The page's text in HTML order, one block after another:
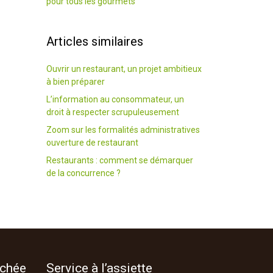
Articles similaires
Ouvrir un restaurant, un projet ambitieux
à bien préparer
L’information au consommateur, un
droit à respecter scrupuleusement
Zoom sur les formalités administratives
ouverture de restaurant
Restaurants : comment se démarquer
de la concurrence ?
Service à l’assiette